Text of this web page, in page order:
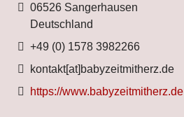
Adresse
06526 Sangerhausen
Deutschland
Telefon
+49 (0) 1578 3982266
Fax
kontakt[at]babyzeitmitherz.de
Website
https://www.babyzeitmitherz.de